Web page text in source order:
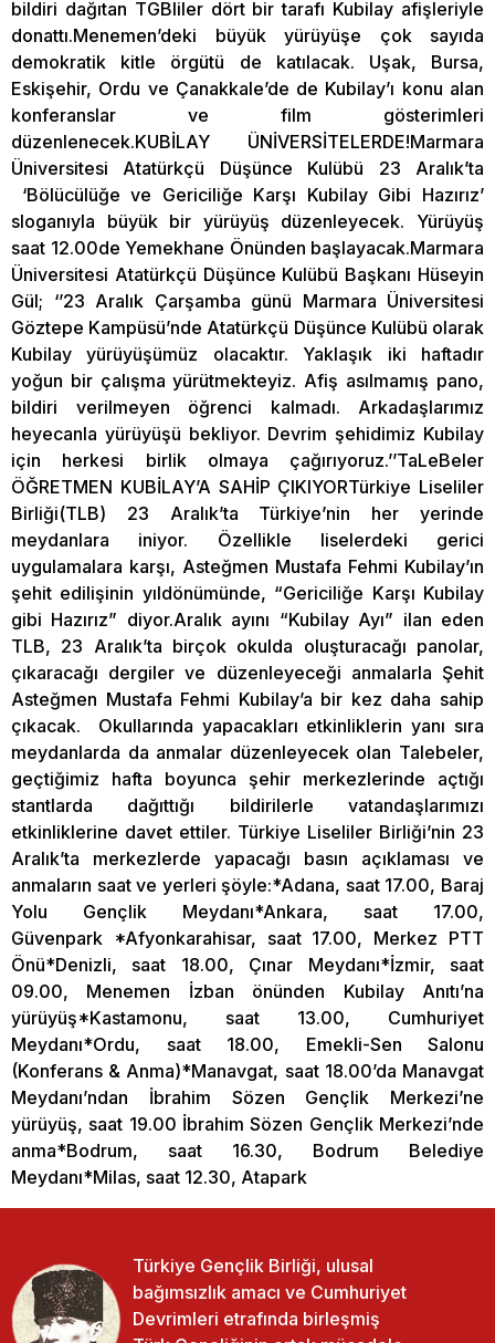
bildiri dağıtan TGBliler dört bir tarafı Kubilay afişleriyle
donattı.Menemen’deki büyük yürüyüşe çok sayıda
demokratik kitle örgütü de katılacak. Uşak, Bursa,
Eskişehir, Ordu ve Çanakkale’de de Kubilay’ı konu alan
konferanslar ve film gösterimleri
düzenlenecek.KUBİLAY ÜNİVERSİTELERDE!Marmara
Üniversitesi Atatürkçü Düşünce Kulübü 23 Aralık’ta
‘Bölücülüğe ve Gericiliğe Karşı Kubilay Gibi Hazırız’
sloganıyla büyük bir yürüyüş düzenleyecek. Yürüyüş
saat 12.00de Yemekhane Önünden başlayacak.Marmara
Üniversitesi Atatürkçü Düşünce Kulübü Başkanı Hüseyin
Gül; ‘’23 Aralık Çarşamba günü Marmara Üniversitesi
Göztepe Kampüsü’nde Atatürkçü Düşünce Kulübü olarak
Kubilay yürüyüşümüz olacaktır. Yaklaşık iki haftadır
yoğun bir çalışma yürütmekteyiz. Afiş asılmamış pano,
bildiri verilmeyen öğrenci kalmadı. Arkadaşlarımız
heyecanla yürüyüşü bekliyor. Devrim şehidimiz Kubilay
için herkesi birlik olmaya çağırıyoruz.’’TaLeBeler
ÖĞRETMEN KUBİLAY’A SAHİP ÇIKIYORTürkiye Liseliler
Birliği(TLB) 23 Aralık’ta Türkiye’nin her yerinde
meydanlara iniyor. Özellikle liselerdeki gerici
uygulamalara karşı, Asteğmen Mustafa Fehmi Kubilay’ın
şehit edilişinin yıldönümünde, “Gericiliğe Karşı Kubilay
gibi Hazırız” diyor.Aralık ayını “Kubilay Ayı” ilan eden
TLB, 23 Aralık’ta birçok okulda oluşturacağı panolar,
çıkaracağı dergiler ve düzenleyeceği anmalarla Şehit
Asteğmen Mustafa Fehmi Kubilay’a bir kez daha sahip
çıkacak. Okullarında yapacakları etkinliklerin yanı sıra
meydanlarda da anmalar düzenleyecek olan Talebeler,
geçtiğimiz hafta boyunca şehir merkezlerinde açtığı
stantlarda dağıttığı bildirilerle vatandaşlarımızı
etkinliklerine davet ettiler. Türkiye Liseliler Birliği’nin 23
Aralık’ta merkezlerde yapacağı basın açıklaması ve
anmaların saat ve yerleri şöyle:*Adana, saat 17.00, Baraj
Yolu Gençlik Meydanı*Ankara, saat 17.00,
Güvenpark *Afyonkarahisar, saat 17.00, Merkez PTT
Önü*Denizli, saat 18.00, Çınar Meydanı*İzmir, saat
09.00, Menemen İzban önünden Kubilay Anıtı’na
yürüyüş*Kastamonu, saat 13.00, Cumhuriyet
Meydanı*Ordu, saat 18.00, Emekli-Sen Salonu
(Konferans & Anma)*Manavgat, saat 18.00’da Manavgat
Meydanı’ndan İbrahim Sözen Gençlik Merkezi’ne
yürüyüş, saat 19.00 İbrahim Sözen Gençlik Merkezi’nde
anma*Bodrum, saat 16.30, Bodrum Belediye
Meydanı*Milas, saat 12.30, Atapark
Türkiye Gençlik Birliği, ulusal
bağımsızlık amacı ve Cumhuriyet
Devrimleri etrafında birleşmiş